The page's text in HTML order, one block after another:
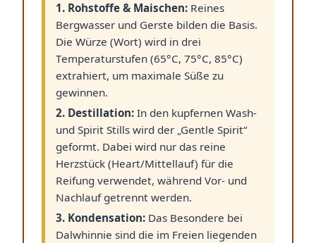
1. Rohstoffe & Maischen: Reines
Bergwasser und Gerste bilden die Basis.
Die Würze (Wort) wird in drei
Temperaturstufen (65°C, 75°C, 85°C)
extrahiert, um maximale Süße zu
gewinnen.
2. Destillation: In den kupfernen Wash-
und Spirit Stills wird der „Gentle Spirit“
geformt. Dabei wird nur das reine
Herzstück (Heart/Mittellauf) für die
Reifung verwendet, während Vor- und
Nachlauf getrennt werden.
3. Kondensation: Das Besondere bei
Dalwhinnie sind die im Freien liegenden